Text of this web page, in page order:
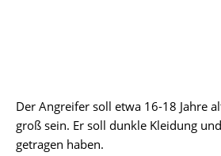
Der Angreifer soll etwa 16-18 Jahre
groß sein. Er soll dunkle Kleidung
getragen haben.